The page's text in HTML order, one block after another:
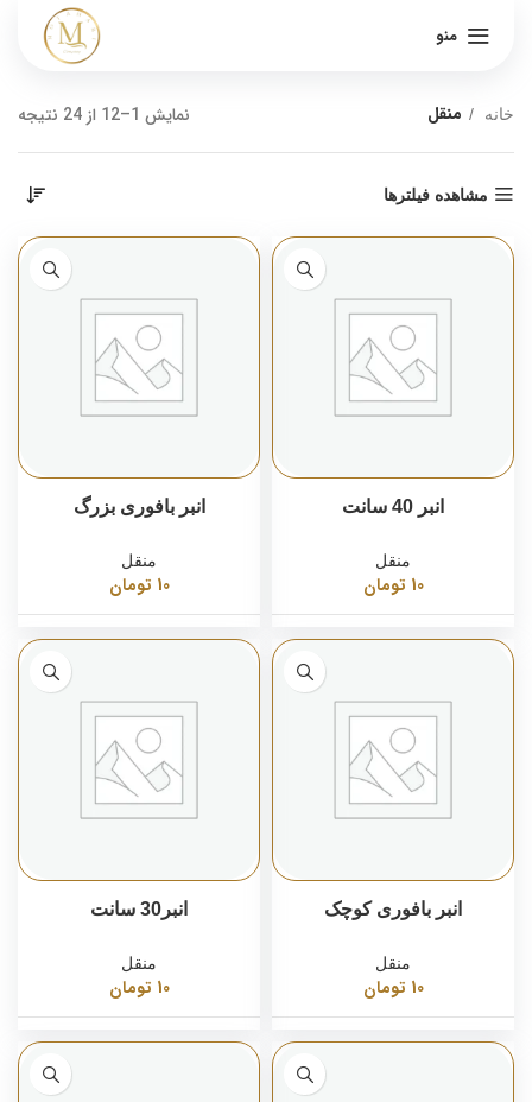
منو
خانه منقل نمایش 1–12 از 24 نتیجه
مشاهده فیلترها
انبر 40 سانت
منقل
10 تومان
انبر بافوری بزرگ
منقل
10 تومان
انبر بافوری کوچک
منقل
10 تومان
انبر30 سانت
منقل
10 تومان